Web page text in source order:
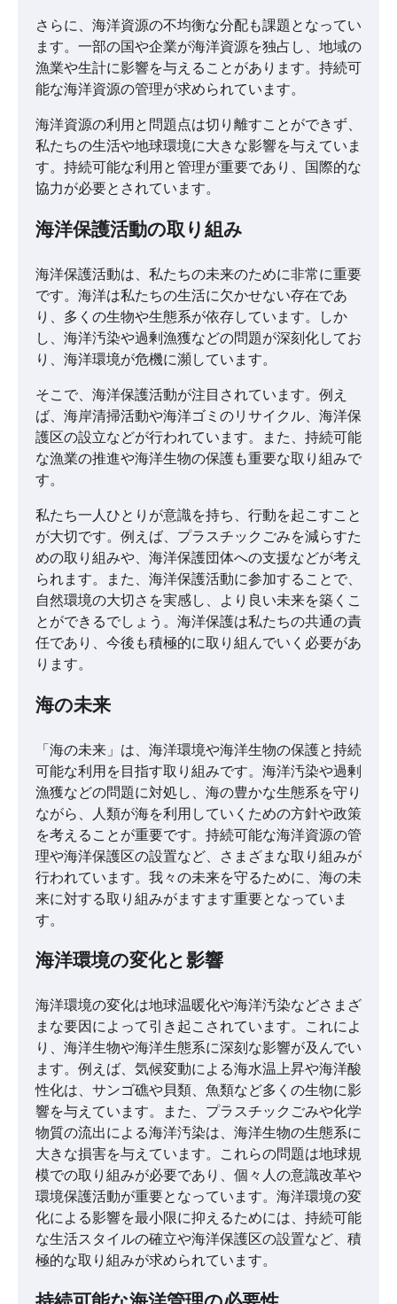
さらに、海洋資源の不均衡な分配も課題となってい
ます。一部の国や企業が海洋資源を独占し、地域の
漁業や生計に影響を与えることがあります。持続可
能な海洋資源の管理が求められています。
海洋資源の利用と問題点は切り離すことができず、
私たちの生活や地球環境に大きな影響を与えていま
す。持続可能な利用と管理が重要であり、国際的な
協力が必要とされています。
海洋保護活動の取り組み
海洋保護活動は、私たちの未来のために非常に重要
です。海洋は私たちの生活に欠かせない存在であ
り、多くの生物や生態系が依存しています。しか
し、海洋汚染や過剰漁獲などの問題が深刻化してお
り、海洋環境が危機に瀕しています。
そこで、海洋保護活動が注目されています。例え
ば、海岸清掃活動や海洋ゴミのリサイクル、海洋保
護区の設立などが行われています。また、持続可能
な漁業の推進や海洋生物の保護も重要な取り組みで
す。
私たち一人ひとりが意識を持ち、行動を起こすこと
が大切です。例えば、プラスチックごみを減らすた
めの取り組みや、海洋保護団体への支援などが考え
られます。また、海洋保護活動に参加することで、
自然環境の大切さを実感し、より良い未来を築くこ
とができるでしょう。海洋保護は私たちの共通の責
任であり、今後も積極的に取り組んでいく必要があ
ります。
海の未来
「海の未来」は、海洋環境や海洋生物の保護と持続
可能な利用を目指す取り組みです。海洋汚染や過剰
漁獲などの問題に対処し、海の豊かな生態系を守り
ながら、人類が海を利用していくための方針や政策
を考えることが重要です。持続可能な海洋資源の管
理や海洋保護区の設置など、さまざまな取り組みが
行われています。我々の未来を守るために、海の未
来に対する取り組みがますます重要となっていま
す。
海洋環境の変化と影響
海洋環境の変化は地球温暖化や海洋汚染などさまざ
まな要因によって引き起こされています。これによ
り、海洋生物や海洋生態系に深刻な影響が及んでい
ます。例えば、気候変動による海水温上昇や海洋酸
性化は、サンゴ礁や貝類、魚類など多くの生物に影
響を与えています。また、プラスチックごみや化学
物質の流出による海洋汚染は、海洋生物の生態系に
大きな損害を与えています。これらの問題は地球規
模での取り組みが必要であり、個々人の意識改革や
環境保護活動が重要となっています。海洋環境の変
化による影響を最小限に抑えるためには、持続可能
な生活スタイルの確立や海洋保護区の設置など、積
極的な取り組みが求められています。